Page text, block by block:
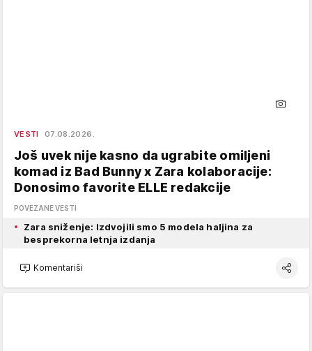
VESTI 07.08.2026.
Još uvek nije kasno da ugrabite omiljeni
komad iz Bad Bunny x Zara kolaboracije:
Donosimo favorite ELLE redakcije
POVEZANE VESTI
Zara sniženje: Izdvojili smo 5 modela haljina za
besprekorna letnja izdanja
Komentariši